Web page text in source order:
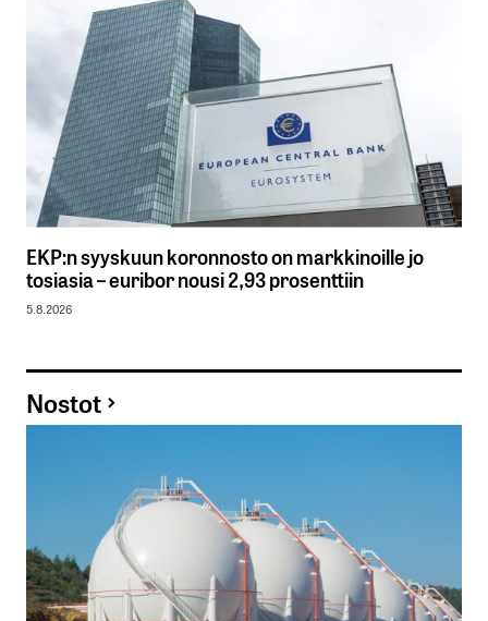
EKP:n syyskuun koronnosto on markkinoille jo
tosiasia – euribor nousi 2,93 prosenttiin
5.8.2026
Nostot